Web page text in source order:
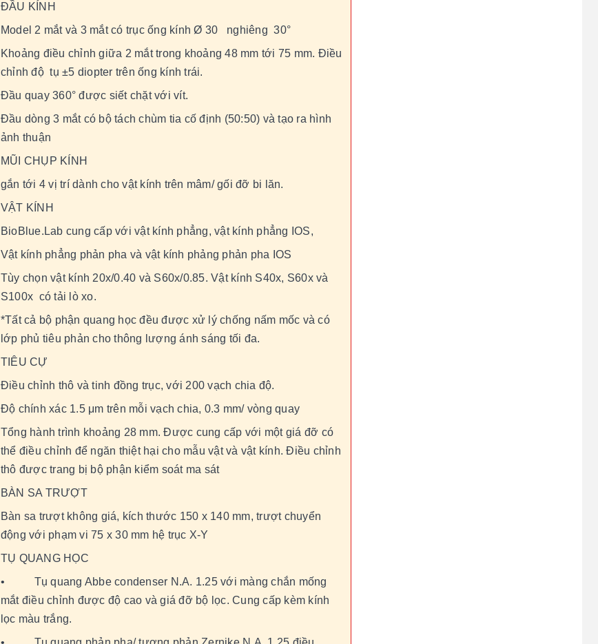
ĐẦU KÍNH
Model 2 mắt và 3 mắt có trục ống kính Ø 30 nghiêng 30°
Khoảng điều chỉnh giữa 2 mắt trong khoảng 48 mm tới 75 mm. Điều
chỉnh độ tụ ±5 diopter trên ống kính trái.
Đầu quay 360° được siết chặt với vít.
Đầu dòng 3 mắt có bộ tách chùm tia cố định (50:50) và tạo ra hình
ảnh thuận
MŨI CHỤP KÍNH
gắn tới 4 vị trí dành cho vật kính trên mâm/ gối đỡ bi lăn.
VẬT KÍNH
BioBlue.Lab cung cấp với vật kính phẳng, vật kính phẳng IOS,
Vật kính phẳng phản pha và vật kính phảng phản pha IOS
Tùy chọn vật kính 20x/0.40 và S60x/0.85. Vật kính S40x, S60x và
S100x có tải lò xo.
*Tất cả bộ phận quang học đều được xử lý chống nấm mốc và có
lớp phủ tiêu phản cho thông lượng ánh sáng tối đa.
TIÊU CỰ
Điều chỉnh thô và tinh đồng trục, với 200 vạch chia độ.
Độ chính xác 1.5 μm trên mỗi vạch chia, 0.3 mm/ vòng quay
Tổng hành trình khoảng 28 mm. Được cung cấp với một giá đỡ có
thể điều chỉnh để ngăn thiệt hại cho mẫu vật và vật kính. Điều chỉnh
thô được trang bị bộ phận kiểm soát ma sát
BÀN SA TRƯỢT
Bàn sa trượt không giá, kích thước 150 x 140 mm, trượt chuyển
động với phạm vi 75 x 30 mm hệ trục X-Y
TỤ QUANG HỌC
• Tụ quang Abbe condenser N.A. 1.25 với màng chắn mống
mắt điều chỉnh được độ cao và giá đỡ bộ lọc. Cung cấp kèm kính
lọc màu trắng.